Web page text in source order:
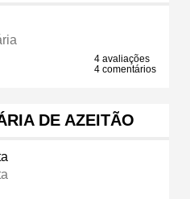
4 avaliações
4 comentários
DE AZEITÃO